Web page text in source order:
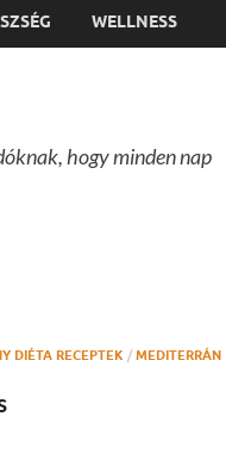
WELLNESS
hogy minden nap
DIÉTA RECEPTEK / MEDITERRÁN